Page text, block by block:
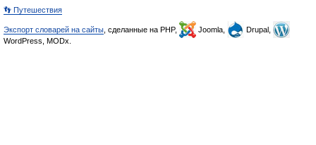
👣 Путешествия
Экспорт словарей на сайты , сделанные на PHP, Joomla,
Drupal,
WordPress, MODx.